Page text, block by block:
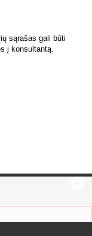
sąrašas gali būti
į konsultantą.